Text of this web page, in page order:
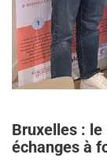
Bruxelles : le
échanges à